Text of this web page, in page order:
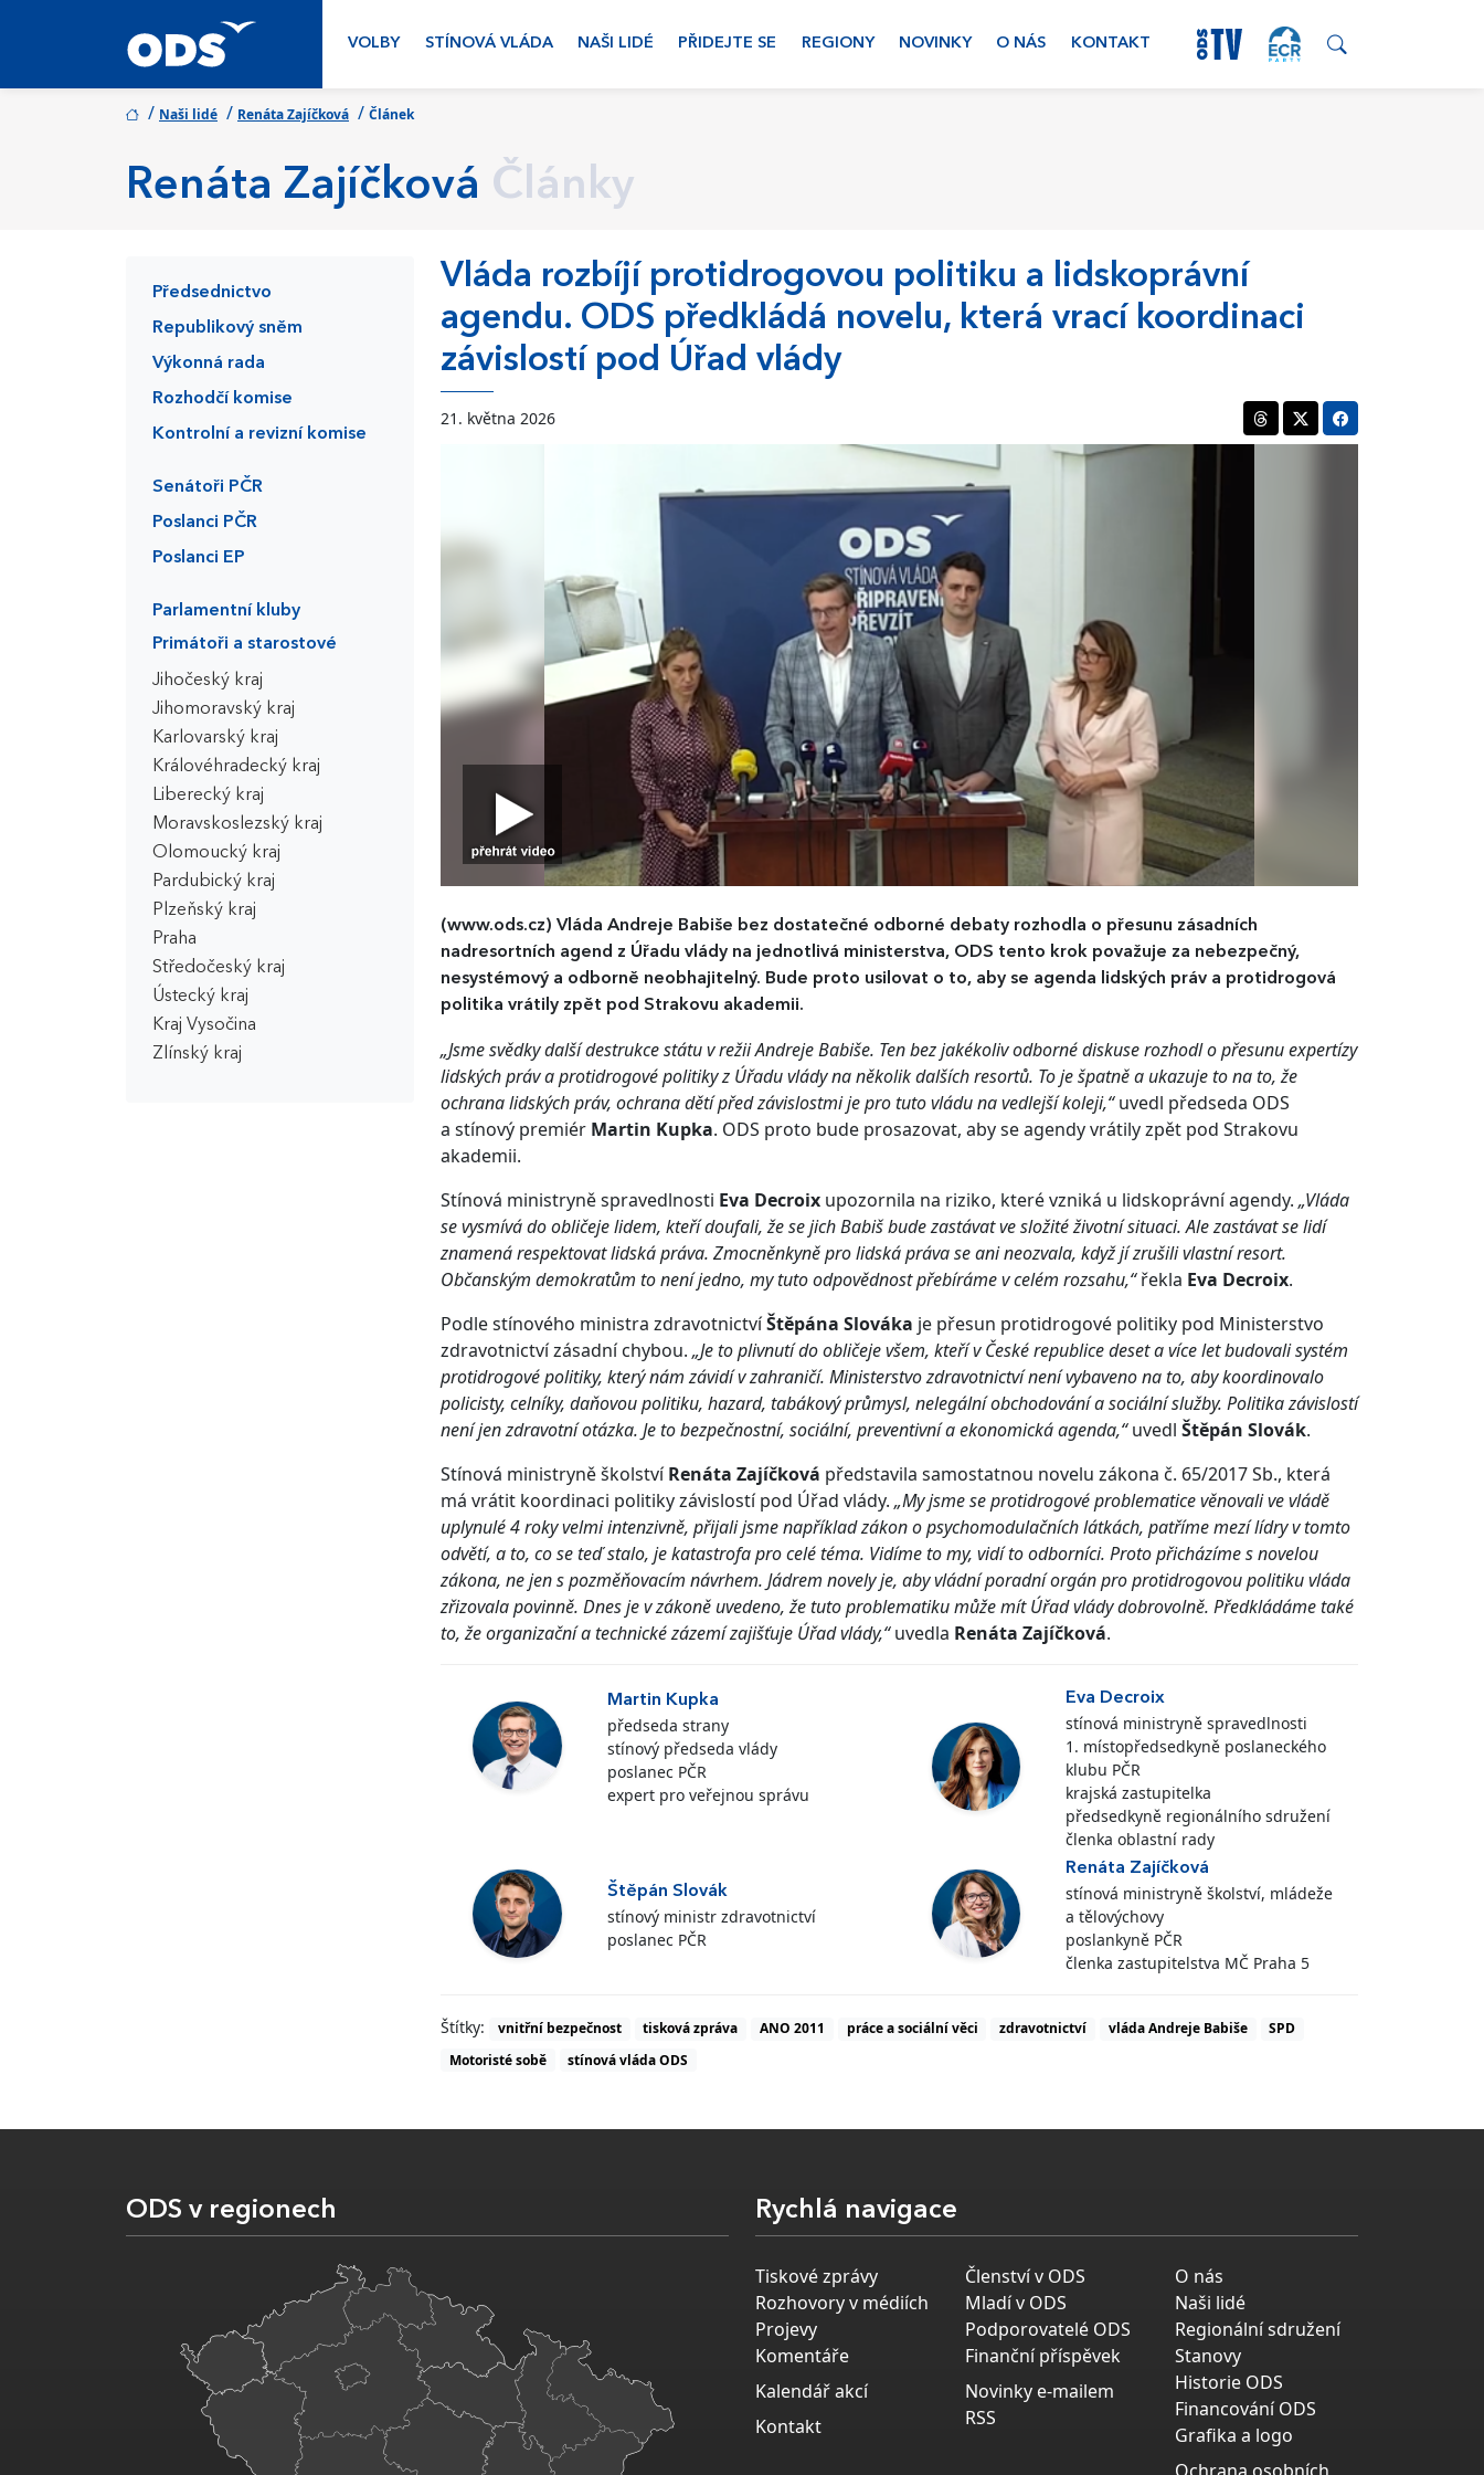
VOLBY STÍNOVÁ VLÁDA NAŠI LIDÉ PŘIDEJTE SE REGIONY NOVINKY O NÁS KONTAKT
/ Naši lidé / Renáta Zajíčková / Článek
Renáta Zajíčková Články
Předsednictvo
Republikový sněm
Výkonná rada
Rozhodčí komise
Kontrolní a revizní komise
Senátoři PČR
Poslanci PČR
Poslanci EP
Parlamentní kluby
Primátoři a starostové
Jihočeský kraj
Jihomoravský kraj
Karlovarský kraj
Královéhradecký kraj
Liberecký kraj
Moravskoslezský kraj
Olomoucký kraj
Pardubický kraj
Plzeňský kraj
Praha
Středočeský kraj
Ústecký kraj
Kraj Vysočina
Zlínský kraj
Vláda rozbíjí protidrogovou politiku a lidskoprávní
agendu. ODS předkládá novelu, která vrací koordinaci
závislostí pod Úřad vlády
21. května 2026
(www.ods.cz) Vláda Andreje Babiše bez dostatečné odborné debaty rozhodla o přesunu zásadních
nadresortních agend z Úřadu vlády na jednotlivá ministerstva, ODS tento krok považuje za nebezpečný,
nesystémový a odborně neobhajitelný. Bude proto usilovat o to, aby se agenda lidských práv a protidrogová
politika vrátily zpět pod Strakovu akademii.
„Jsme svědky další destrukce státu v režii Andreje Babiše. Ten bez jakékoliv odborné diskuse rozhodl o přesunu expertízy
lidských práv a protidrogové politiky z Úřadu vlády na několik dalších resortů. To je špatně a ukazuje to na to, že
ochrana lidských práv, ochrana dětí před závislostmi je pro tuto vládu na vedlejší koleji,“uvedl předseda ODS
a stínový premiér Martin Kupka. ODS proto bude prosazovat, aby se agendy vrátily zpět pod Strakovu
akademii.
Stínová ministryně spravedlnosti Eva Decroix upozornila na riziko, které vzniká u lidskoprávní agendy. „Vláda
se vysmívá do obličeje lidem, kteří doufali, že se jich Babiš bude zastávat ve složité životní situaci. Ale zastávat se lidí
znamená respektovat lidská práva. Zmocněnkyně pro lidská práva se ani neozvala, když jí zrušili vlastní resort.
Občanským demokratům to není jedno, my tuto odpovědnost přebíráme v celém rozsahu,“řekla Eva Decroix.
Podle stínového ministra zdravotnictvíŠtěpána Slováka je přesun protidrogové politiky pod Ministerstvo
zdravotnictví zásadní chybou. „Je to plivnutí do obličeje všem, kteří v České republice deset a více let budovali systém
protidrogové politiky, který nám závidí v zahraničí. Ministerstvo zdravotnictví není vybaveno na to, aby koordinovalo
policisty, celníky, daňovou politiku, hazard, tabákový průmysl, nelegální obchodování a sociální služby. Politika závislostí
není jen zdravotní otázka. Je to bezpečnostní, sociální, preventivní a ekonomická agenda,“uvedl Štěpán Slovák.
Stínová ministryně školstvíRenáta Zajíčková představila samostatnou novelu zákona č. 65/2017 Sb., která
má vrátit koordinaci politiky závislostí pod Úřad vlády. „My jsme se protidrogové problematice věnovali ve vládě
uplynulé 4 roky velmi intenzivně, přijali jsme například zákon o psychomodulačních látkách, patříme mezí lídry v tomto
odvětí, a to, co se teď stalo, je katastrofa pro celé téma. Vidíme to my, vidí to odborníci. Proto přicházíme s novelou
zákona, ne jen s pozměňovacím návrhem. Jádrem novely je, aby vládní poradní orgán pro protidrogovou politiku vláda
zřizovala povinně. Dnes je v zákoně uvedeno, že tuto problematiku může mít Úřad vlády dobrovolně. Předkládáme také
to, že organizační a technické zázemí zajišťuje Úřad vlády,“uvedla Renáta Zajíčková.
Martin Kupka
předseda strany
stínový předseda vlády
poslanec PČR
expert pro veřejnou správu
Eva Decroix
stínová ministryně spravedlnosti
1. místopředsedkyně poslaneckého
klubu PČR
krajská zastupitelka
předsedkyně regionálního sdružení
členka oblastní rady
Štěpán Slovák
stínový ministr zdravotnictví
poslanec PČR
Renáta Zajíčková
stínová ministryně školství, mládeže
a tělovýchovy
poslankyně PČR
členka zastupitelstva MČ Praha 5
Štítky: vnitřní bezpečnost tisková zpráva ANO 2011 práce a sociální věci zdravotnictví vláda Andreje Babiše
SPD
Motoristé sobě
stínová vláda ODS
ODS v regionech Rychlá navigace
Tiskové zprávy
Rozhovory v médiích
Projevy
Komentáře
Kalendář akcí
Kontakt
Členství v ODS
Mladí v ODS
Podporovatelé ODS
Finanční příspěvek
Novinky e-mailem
RSS
O nás
Naši lidé
Regionální sdružení
Stanovy
Historie ODS
Financování ODS
Grafika a logo